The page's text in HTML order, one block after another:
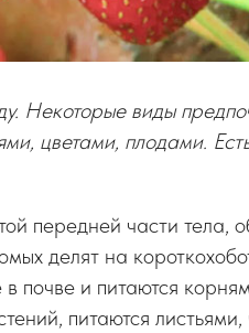
Некоторые виды
цветами, плодами.
передней части тела,
делят на
почве и питаются
питаются листьями,